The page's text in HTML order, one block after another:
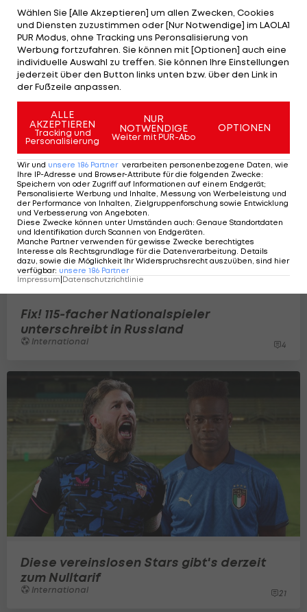
Der spielt noch?! Vergessene Kicker, die
noch aktiv sind
International
Fix! 115-facher Nationalspieler
unterschreibt in Russland
International 4
Diese vereinslosen Stars gibt's derzeit
zum Nulltarif
International 21
Wählen Sie [Alle Akzeptieren] um allen Zwecken, Cookies
und Diensten zuzustimmen oder [Nur Notwendige] im LAOLA1
PUR Modus, ohne Tracking uns Peronsalisierung von
Werbung fortzufahren. Sie können mit [Optionen] auch eine
individuelle Auswahl zu treffen. Sie können Ihre Einstellungen
jederzeit über den Button links unten bzw. über den Link in
der Fußzeile anpassen.
ALLE
AKZEPTIEREN
Tracking und
Personalisierung
NUR
NOTWENDIGE
Weiter mit PUR-Abo
OPTIONEN
Wir und unsere 186 Partner verarbeiten personenbezogene Daten, wie
Ihre IP-Adresse und Browser-Attribute für die folgenden Zwecke:
Speichern von oder Zugriff auf Informationen auf einem Endgerät;
Personalisierte Werbung und Inhalte, Messung von Werbeleistung und
der Performance von Inhalten, Zielgruppenforschung sowie Entwicklung
und Verbesserung von Angeboten
Diese Zwecke können unter Umständen auch: Genaue Standortdaten
und Identifikation durch Scannen von Endgeräten
Manche Partner verwenden für gewisse Zwecke berechtigtes
Interesse als Rechtsgrundlage für die Datenverarbeitung. Details
dazu, sowie die Möglichkeit Ihr Widerspruchsrecht auszuüben, sind hier
verfügbar: unsere 186 Partner
Impressum|Datenschutzrichtlinie